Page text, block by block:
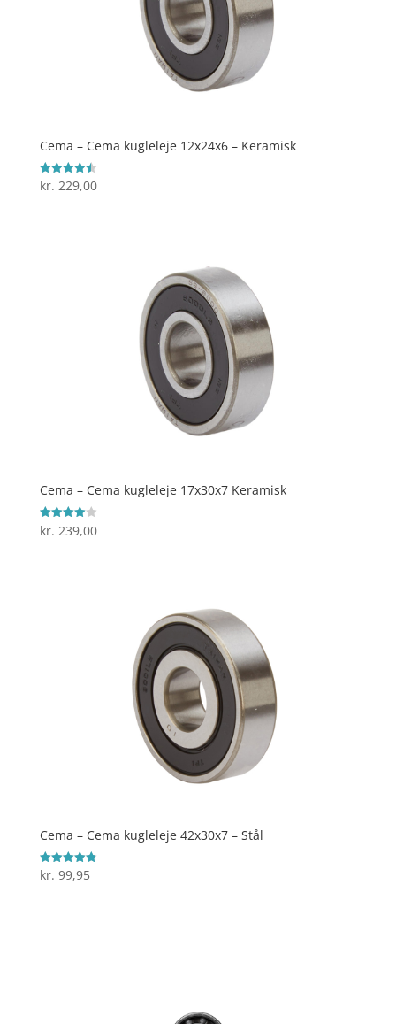
Cema – Cema kugleleje 12x24x6 – Keramisk
Vurderet
4.5
kr. 229,00
Cema – Cema kugleleje 17x30x7 Keramisk
Vurderet
4
kr. 239,00
Cema – Cema kugleleje 42x30x7 – Stål
Vurderet
4.9
kr. 99,95